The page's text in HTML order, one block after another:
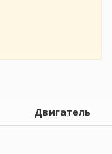
Двигатель